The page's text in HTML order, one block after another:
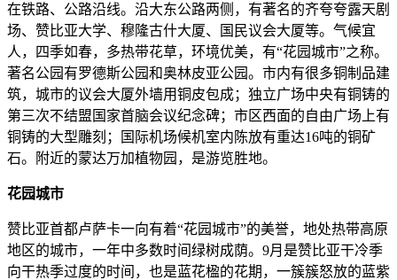
在铁路、公路沿线。沿大东公路两侧，有著名的齐夸夸露天剧
场、赞比亚大学、穆隆古什大厦、国民议会大厦等。气候宜
人，四季如春，多热带花草，环境优美，有“花园城市”之称。
著名公园有罗德斯公园和奥林皮亚公园。市内有很多铜制品建
筑，城市的议会大厦外墙用铜皮包成；独立广场中央有铜铸的
第三次不结盟国家首脑会议纪念碑；市区西面的自由广场上有
铜铸的大型雕刻；国际机场候机室内陈放有重达16吨的铜矿
石。附近的蒙达万加植物园，是游览胜地。
花园城市
赞比亚首都卢萨卡一向有着“花园城市”的美誉，地处热带高原
地区的城市，一年中多数时间绿树成荫。9月是赞比亚干冷季
向干热季过度的时间，也是蓝花楹的花期，一簇簇怒放的蓝紫